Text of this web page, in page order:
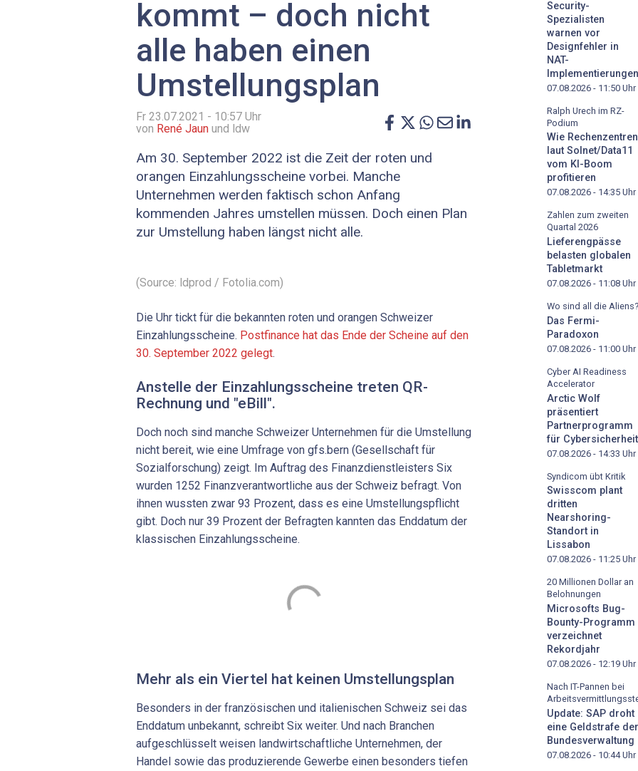
kommt – doch nicht
alle haben einen
Umstellungsplan
Fr 23.07.2021 - 10:57 Uhr
von René Jaun und ldw
Am 30. September 2022 ist die Zeit der roten und
orangen Einzahlungsscheine vorbei. Manche
Unternehmen werden faktisch schon Anfang
kommenden Jahres umstellen müssen. Doch einen Plan
zur Umstellung haben längst nicht alle.
(Source: ldprod / Fotolia.com)
Die Uhr tickt für die bekannten roten und orangen Schweizer
Einzahlungsscheine. Postfinance hat das Ende der Scheine auf den
30. September 2022 gelegt.
Anstelle der Einzahlungsscheine treten QR-
Rechnung und "eBill".
Doch noch sind manche Schweizer Unternehmen für die Umstellung
nicht bereit, wie eine Umfrage von gfs.bern (Gesellschaft für
Sozialforschung) zeigt. Im Auftrag des Finanzdienstleisters Six
wurden 1252 Finanzverantwortliche aus der Schweiz befragt. Von
ihnen wussten zwar 93 Prozent, dass es eine Umstellungspflicht
gibt. Doch nur 39 Prozent der Befragten kannten das Enddatum der
klassischen Einzahlungsscheine.
Mehr als ein Viertel hat keinen Umstellungsplan
Besonders in der französischen und italienischen Schweiz sei das
Enddatum unbekannt, schreibt Six weiter. Und nach Branchen
aufgeschlüsselt weisen landwirtschaftliche Unternehmen, der
Handel sowie das produzierende Gewerbe einen besonders tiefen
Security-
Spezialisten
warnen vor
Designfehler in
NAT-
Implementierungen
07.08.2026 - 11:50 Uhr
Ralph Urech im RZ-
Podium
Wie Rechenzentren
laut Solnet/Data11
vom KI-Boom
profitieren
07.08.2026 - 14:35 Uhr
Zahlen zum zweiten
Quartal 2026
Lieferengpässe
belasten globalen
Tabletmarkt
07.08.2026 - 11:08 Uhr
Wo sind all die Aliens?
Das Fermi-
Paradoxon
07.08.2026 - 11:00 Uhr
Cyber AI Readiness
Accelerator
Arctic Wolf
präsentiert
Partnerprogramm
für Cybersicherheit
07.08.2026 - 14:33 Uhr
Syndicom übt Kritik
Swisscom plant
dritten
Nearshoring-
Standort in
Lissabon
07.08.2026 - 11:25 Uhr
20 Millionen Dollar an
Belohnungen
Microsofts Bug-
Bounty-Programm
verzeichnet
Rekordjahr
07.08.2026 - 12:19 Uhr
Nach IT-Pannen bei
Update: SAP droht
eine Geldstrafe der
Bundesverwaltung
07.08.2026 - 10:44Uhr